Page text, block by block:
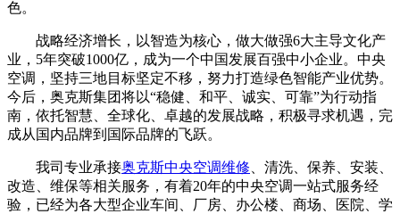
色。
战略经济增长，以智造为核心，做大做强6大主导文化产
业，5年突破1000亿，成为一个中国发展百强中小企业。中央
空调，坚持三地目标坚定不移，努力打造绿色智能产业优势。
今后，奥克斯集团将以“稳健、和平、诚实、可靠”为行动指
南，依托智慧、全球化、卓越的发展战略，积极寻求机遇，完
成从国内品牌到国际品牌的飞跃。
我司专业承接奥克斯中央空调维修 、清洗、保养、安装、
改造、维保等相关服务，有着20年的中央空调一站式服务经
验，已经为各大型企业车间、厂房、办公楼、商场、医院、学